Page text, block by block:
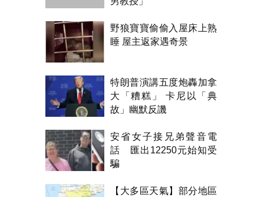
野狼寶寶偷偷入屋床上熟
睡 屋主返家遇奇景
特朗普演講五度炮轟加拿
大「糟糕」 卡尼以「典
故」幽默反譏
安省女子接兄弟聲音電
話 匯出12250元始知受
騙
【大多區天氣】部分地區